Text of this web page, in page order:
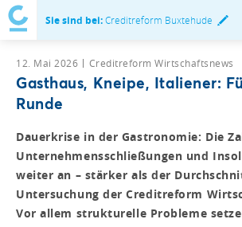
Sie sind bei:Creditreform Buxtehude
12. Mai 2026 Creditreform Wirtschaftsnews
Gasthaus, Kneipe, Italiener:
Runde
Dauerkrise in der Gastronomie: Die
Unternehmensschließungen und
weiter an – stärker als der
Untersuchung der Creditreform
Vor allem strukturelle Probleme